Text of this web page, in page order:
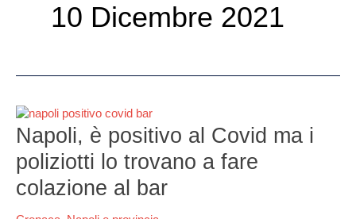
10 Dicembre 2021
Napoli, è positivo al Covid ma i
poliziotti lo trovano a fare
colazione al bar
Napoli,
è
positivo
al
Covid
ma